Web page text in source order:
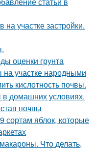
участке застройки.
оценки грунта
на участке народными
кислотность почвы.
в домашних условиях.
почвы
сортам яблок, которые
Что делать,